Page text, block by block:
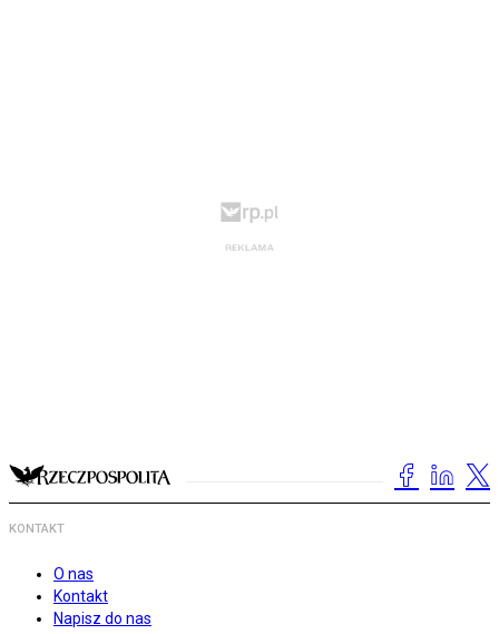
KONTAKT
O nas
Kontakt
Napisz do nas